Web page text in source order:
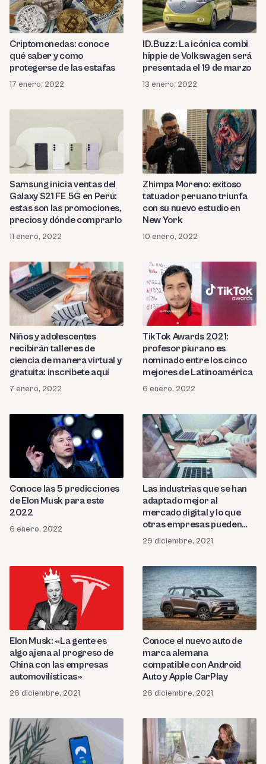
Criptomonedas: conoce
qué saber y como
protegerse de las estafas
17 enero, 2022
ID.Buzz: La icónica combi
hippie de Volkswagen será
presentada el 19 de marzo
13 enero, 2022
Samsung inicia ventas del
Galaxy S21 FE 5G en Perú:
estas son las promociones,
precios y dónde comprarlo
11 enero, 2022
Zhimpa Moreno: exitoso
tatuador peruano triunfa
con su nuevo estudio en
New York
10 enero, 2022
Niños y adolescentes
recibirán talleres de
ciencia de manera virtual y
gratuita: inscríbete aquí
7 enero, 2022
TikTok Awards 2021:
profesor piurano es
nominado entre los cinco
mejores de Latinoamérica
6 enero, 2022
Conoce las 5 predicciones
de Elon Musk para este
2022
6 enero, 2022
Las industrias que se han
adaptado mejor al
mercado digital y lo que
otras empresas pueden
aprender de ellas
29 diciembre, 2021
Elon Musk: «La gente es
algo ajena al progreso de
China con las empresas
automovilísticas»
26 diciembre, 2021
Conoce el nuevo auto de
marca alemana
compatible con Android
Auto y Apple CarPlay
26 diciembre, 2021